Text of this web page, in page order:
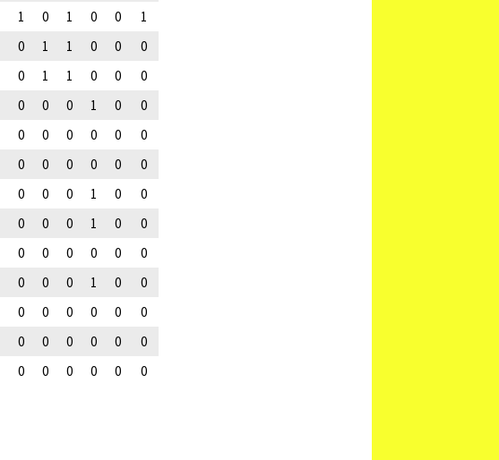
1 0 1 0 0
1
0 1 1 0 0
0
0 1 1 0 0
0
0 0 0 1 0
0
0 0 0 0 0
0
0 0 0 0 0
0
0 0 0 1 0
0
0 0 0 1 0
0
0 0 0 0 0
0
0 0 0 1 0
0
0 0 0 0 0
0
0 0 0 0 0
0
0 0 0 0 0 0